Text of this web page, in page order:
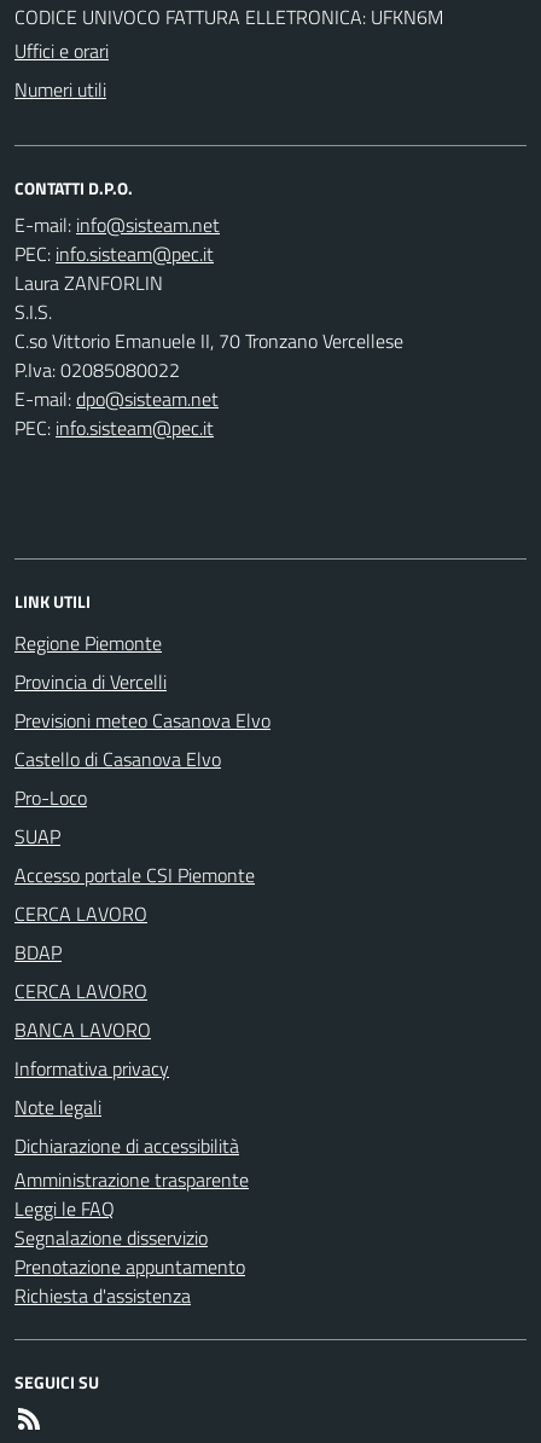
CODICE UNIVOCO FATTURA ELLETRONICA: UFKN6M
Uffici e orari
Numeri utili
CONTATTI D.P.O.
E-mail:
PEC:
Laura ZANFORLIN
S.I.S.
C.so Vittorio Emanuele II, 70 Tronzano Vercellese
P.Iva: 02085080022
E-mail:dpo@sisteam.net
PEC: info.sisteam@pec.it
LINK UTILI
Regione Piemonte
Provincia di Vercelli
Previsioni meteo Casanova Elvo
Castello di Casanova Elvo
Pro-Loco
SUAP
Accesso portale CSI Piemonte
CERCA LAVORO
BDAP
CERCA LAVORO
BANCA LAVORO
Informativa privacy
Note legali
Dichiarazione di accessibilità
Amministrazione trasparente
Leggi le FAQ
Segnalazione disservizio
Prenotazione appuntamento
Richiesta d'assistenza
SEGUICI SU